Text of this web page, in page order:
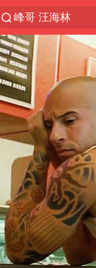
峰哥 汪海林
解锁各地夏日限
西湖突现狂风暴
河南重大刑事案
马克·艾伦退出斯
视频丨中国东方
金饰克价一夜涨
梁家辉：到内
白海豚将正面袭
酒店回应车内过
牛津大学一纸声